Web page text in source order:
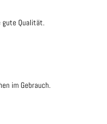
gute Qualität.
im Gebrauch.